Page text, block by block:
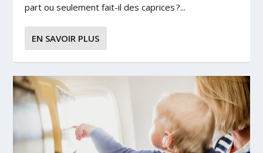
part ou seulement fait-il des caprices ?...
EN SAVOIR PLUS